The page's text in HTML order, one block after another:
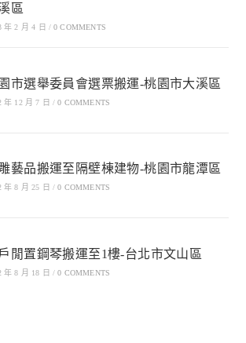
區
年 2 月 4 日 / 0 COMMENTS
市選舉委員會選票搬運-桃園市大溪區
年 12 月 7 日 / 0 COMMENTS
藝品搬運至隔壁棟建物-桃園市龍潭區
年 8 月 25 日 / 0 COMMENTS
閒置鋼琴搬運至1樓-台北市文山區
年 8 月 18 日 / 0 COMMENTS